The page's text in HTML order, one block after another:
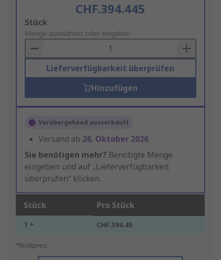
CHF.394.445
Add
to
Basket
Stück
Menge auswählen oder eingeben
Lieferverfügbarkeit überprüfen
Hinzufügen
Vorübergehend ausverkauft
Versand ab 26. Oktober 2026
Sie benötigen mehr? Benötigte Menge
eingeben und auf „Lieferverfügbarkeit
überprüfen“ klicken.
Stück Pro Stück
1 + CHF.394.45
*Richtpreis